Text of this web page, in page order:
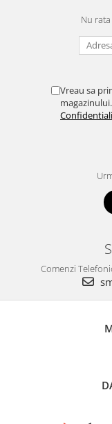
Nu
Vreau sa
Comenzi